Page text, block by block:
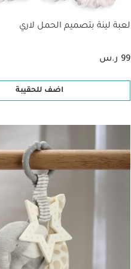
لعبة لينة بتصميم الحمل لاري
99 ر.س
اضف للحقيبة